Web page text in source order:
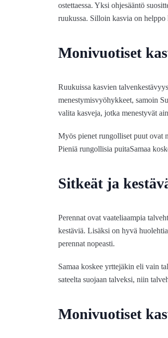
ostettaessa. Yksi ohjesääntö
ruukussa. Silloin kasvia on helppo
Monivuotiset
Ruukuissa kasvien
menestymisvyöhykkeet, samoin
valita kasveja, jotka menestyvät
Myös pienet rungolliset puut ovat
Pieniä rungollisia puitaSamaa
Sitkeät ja
Perennat ovat vaateliaampia
kestäviä. Lisäksi on hyvä
perennat nopeasti.
Samaa koskee yrttejäkin eli vain
sateelta suojaan talveksi, niin
Monivuotiset